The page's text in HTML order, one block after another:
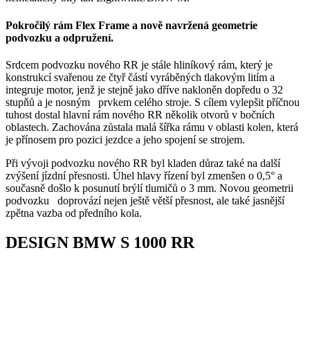
Pokročilý rám Flex Frame a nově navržená geometrie
podvozku a odpružení.
Srdcem podvozku nového RR je stále hliníkový rám, který je
konstrukcí svařenou ze čtyř částí vyráběných tlakovým litím a
integruje motor, jenž je stejně jako dříve nakloněn dopředu o 32
stupňů a je nosným prvkem celého stroje. S cílem vylepšit příčnou
tuhost dostal hlavní rám nového RR několik otvorů v bočních
oblastech. Zachována zůstala malá šířka rámu v oblasti kolen, která
je přínosem pro pozici jezdce a jeho spojení se strojem.
Při vývoji podvozku nového RR byl kladen důraz také na další
zvýšení jízdní přesnosti. Úhel hlavy řízení byl zmenšen o 0,5° a
současně došlo k posunutí brýlí tlumičů o 3 mm. Novou geometrii
podvozku doprovází nejen ještě větší přesnost, ale také jasnější
zpětna vazba od předního kola.
DESIGN BMW S 1000 RR